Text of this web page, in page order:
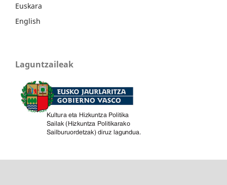
Euskara
English
Laguntzaileak